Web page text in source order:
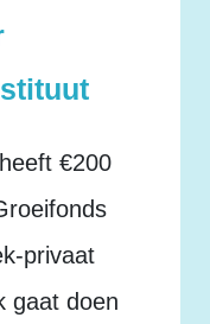
€200
privaat
gaat doen